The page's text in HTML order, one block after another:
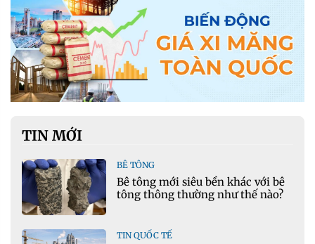
TIN MỚI
BÊ TÔNG
Bê tông mới siêu bền khác với bê
tông thông thường như thế nào?
TIN QUỐC TẾ